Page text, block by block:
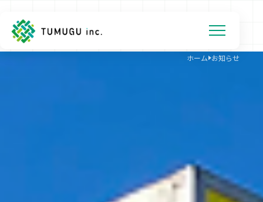
ホーム お知らせ